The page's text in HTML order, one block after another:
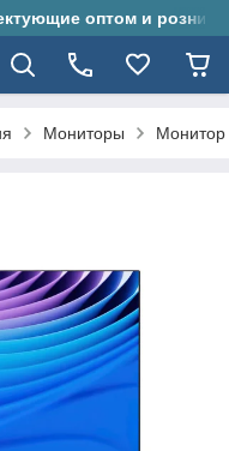
оптом и
Мониторы Монитор